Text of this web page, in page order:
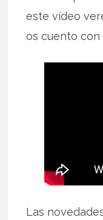
este vídeo
os cuento con
Las